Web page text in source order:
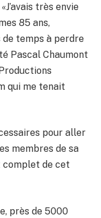
très envie
85 ans,
de temps à perdre
Pascal Chaumont
qui me tenait
pour aller
membres de sa
complet de cet
près de 5000